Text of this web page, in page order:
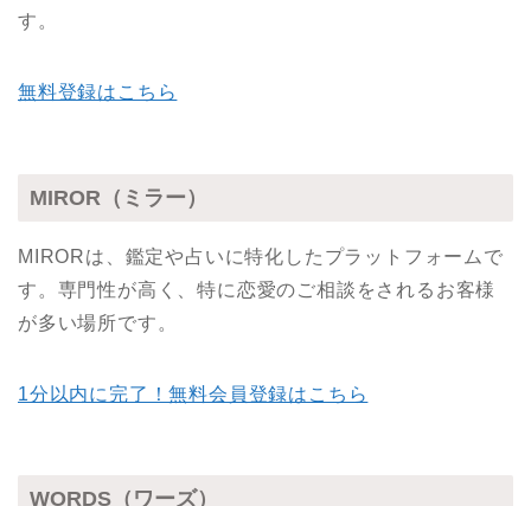
す。
無料登録はこちら
MIROR（ミラー）
MIRORは、鑑定や占いに特化したプラットフォームで
す。専門性が高く、特に恋愛のご相談をされるお客様
が多い場所です。
1分以内に完了！無料会員登録はこちら
WORDS（ワーズ）